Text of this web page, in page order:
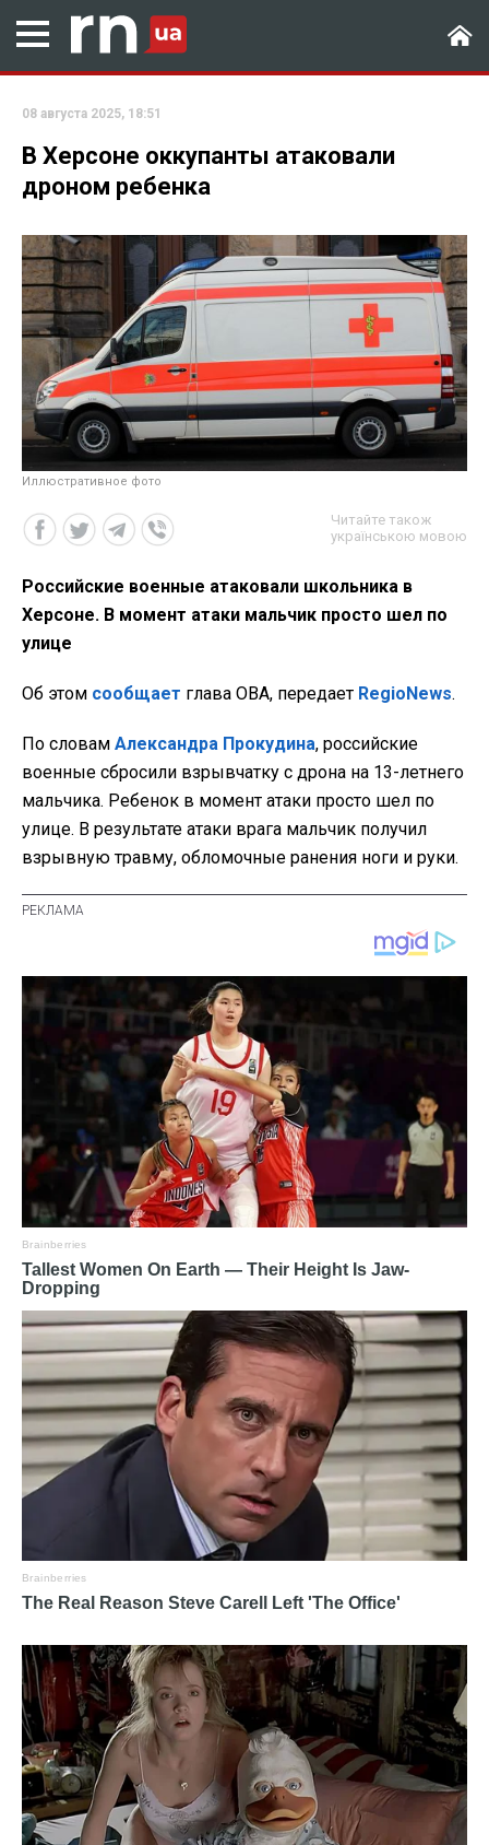
08 августа 2025, 18:51
В Херсоне оккупанты атаковали
дроном ребенка
Иллюстративное фото
Читайте також
українською мовою
Российские военные атаковали школьника в
Херсоне. В момент атаки мальчик просто шел по
улице
Об этом сообщает глава ОВА, передает RegioNews.
По словам Александра Прокудина, российские
военные сбросили взрывчатку с дрона на 13-летнего
мальчика. Ребенок в момент атаки просто шел по
улице. В результате атаки врага мальчик получил
взрывную травму, обломочные ранения ноги и руки.